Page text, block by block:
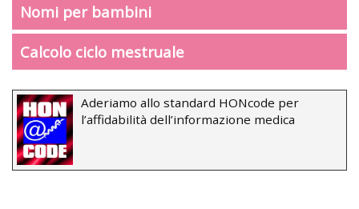
Nomi per bambini
Calcolo ciclo mestruale
Aderiamo allo standard HONcode per
l’affidabilità dell’informazione medica